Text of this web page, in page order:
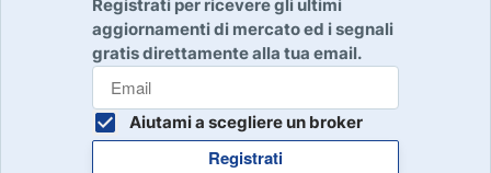
Registrati per ricevere gli ultimi
aggiornamenti di mercato ed i segnali
gratis direttamente alla tua email.
Aiutami a scegliere un broker
Registrati